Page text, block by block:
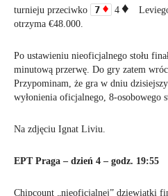
turnieju przeciwko
7 4
otrzyma €48.000.
Po ustawieniu nieoficjalnego stołu
minutową przerwę. Do gry zatem
Przypominam, że gra w dniu
wyłonienia oficjalnego, 8-osobowego
Na zdjęciu Ignat Liviu.
EPT Praga – dzień 4 – godz. 19:55
Chipcount „nieoficjalnej” dziewiątki